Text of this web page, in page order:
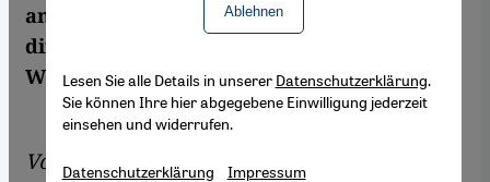
analysiert in seiner neuen Iranstudie
differenziert und hintergründig die
Widersprüche der iranischen Gesellschaft.
VonSebastian Sons
Ablehnen
Lesen Sie alle Details in unserer Datenschutzerklärung.
Sie können Ihre hier abgegebene Einwilligung jederzeit
einsehen und widerrufen.
Datenschutzerklärung Impressum